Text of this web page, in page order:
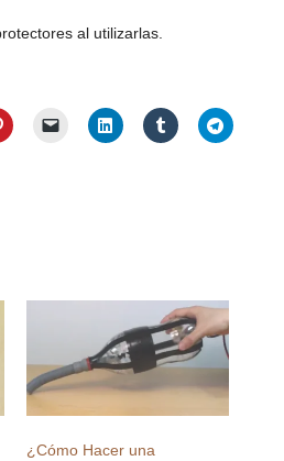
al utilizarlas.
¿Cómo Hacer una